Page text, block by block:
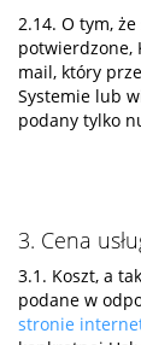
2.14. O tym,
potwierdzone,
mail, który
Systemie lub
podany tylko
3. Cena
3.1. Koszt, a
podane w
stronie